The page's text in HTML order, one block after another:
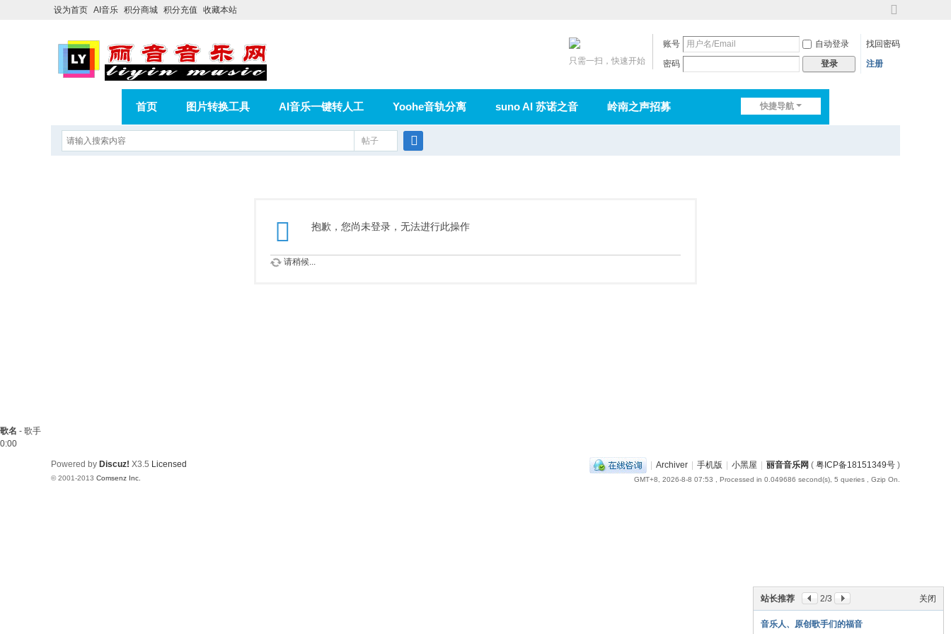
设为首页 AI音乐 积分商城 积分充值 收藏本站
到
账号 自动登录
找回密码
密码
登录 注册
只需一扫，快速开始
快捷导航
首页 图片转换工具 AI音乐一键转人工 Yoohe音轨分离 suno AI 苏诺之音 岭南之声招募
在线论坛
帖子
抱歉，您尚未登录，无法进行此操作
请稍候...
关闭
站长推荐 2/3
音乐人、原创歌手们的福音
歌名 - 歌手
0:00
| Archiver | 手机版 | 小黑屋 | 丽音音乐网 ( 粤ICP备18151349号 )
GMT+8, 2026-8-8 07:53 , Processed in 0.049686 second(s), 5 queries , Gzip On.
Powered by Discuz! X3.5 Licensed
© 2001-2013 Comsenz Inc.